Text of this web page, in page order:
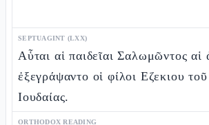
SEPTUAGINT (LXX)
Αὗται αἱ παιδεῖαι Σαλωμῶντος αἱ
ἐξεγράψαντο οἱ φίλοι Εζεκιου
Ιουδαίας.
ORTHODOX READING